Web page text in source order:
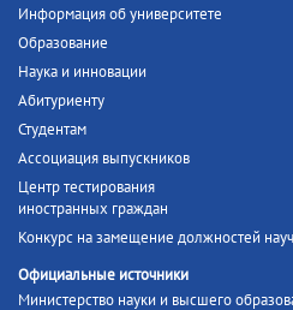
Информация об университете
Образование
Наука и инновации
Абитуриенту
Студентам
Ассоциация выпускников
Центр тестирования
иностранных граждан
Конкурс на замещение должностей
Официальные источники
Министерство науки и высшего